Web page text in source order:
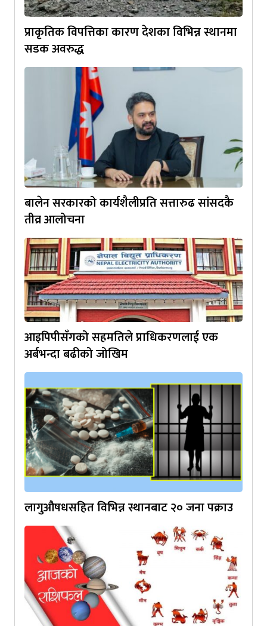
प्राकृतिक विपत्तिका कारण देशका विभिन्न स्थानमा
सडक अवरुद्ध
बालेन सरकारको कार्यशैलीप्रति सत्तारुढ सांसदकै
तीव्र आलोचना
आइपिपीसँगको सहमतिले प्राधिकरणलाई एक
अर्बभन्दा बढीको जोखिम
लागुऔषधसहित विभिन्न स्थानबाट २० जना पक्राउ